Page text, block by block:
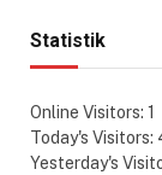
Statistik
Online Visitors: 1
Today's Visitors:
Yesterday's